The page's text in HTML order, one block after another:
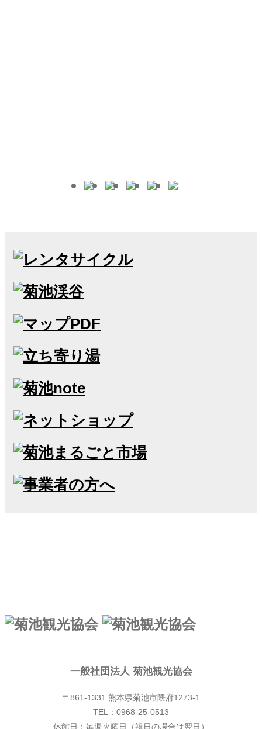
一般社団法人 菊池観光協会一般社団法人 菊池観光協会
〒861-1331 熊本県菊池市隈府1273-1
TEL：0968-25-0513
休館日：毎週火曜日（祝日の場合は翌日）